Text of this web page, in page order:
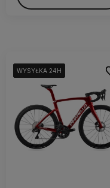
WYSYŁKA 24H
WYSYŁKA 24H
WYSYŁKA 24H
WYSYŁKA 24H
WYSYŁKA 24H